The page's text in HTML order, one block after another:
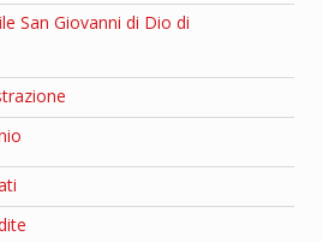
San Giovanni di Dio di